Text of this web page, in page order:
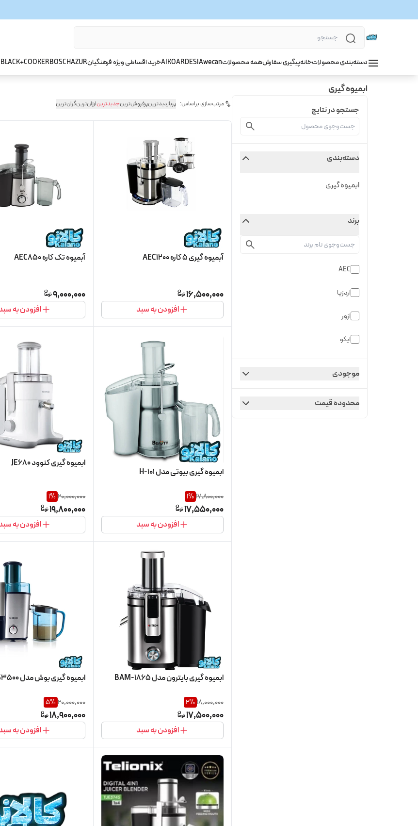
دسته‌بندی محصولاتخانهپیگیری سفارشهمه محصولاتwecan
ARDESIA
AIKOخرید اقساطی ویژه فرهنگیانAZUR
BOSCH
BLACK+COOKER
ابمیوه گیری
جستجو در نتایج
دسته‌بندی
ابمیوه گیری
برند
AEC
اردزیا
ازور
ایکو
بلک اند کوکر
موجودی
محدوده قیمت
مرتب‌سازی براساس: پربازدیدترینپرفروش‌ترینجدیدترینارزان‌ترینگران‌ترین
آبمیوه گیری 5 کاره AEC1200
16,500,000
افزودن به سبد
آبمیوه تک کاره AEC850
9,000,000
افزودن به
ابمیوه گیری بیوتی مدل H-101
17,800,000
1%
17,550,000
افزودن به سبد
ابمیوه گیری کنوود JE680
20,000,000
1%
19,800,000
افزودن به
ابمیوه گیری بایترون مدل BAM-1865
18,000,000
2%
17,500,000
افزودن به سبد
ابمیوه گیری بوش مدل MES3500
20,000,000
5%
18,900,000
افزودن به